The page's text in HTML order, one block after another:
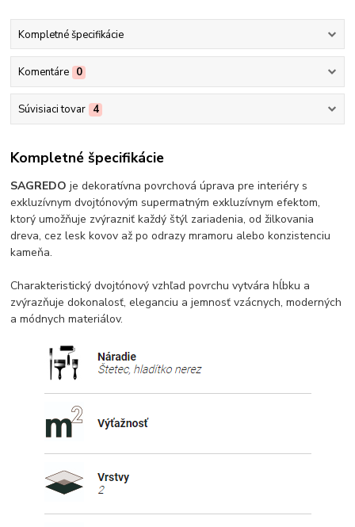
Kompletné špecifikácie
Komentáre 0
Súvisiaci tovar 4
Kompletné špecifikácie
SAGREDO je dekoratívna povrchová úprava pre interiéry s
exkluzívnym dvojtónovým supermatným exkluzívnym efektom,
ktorý umožňuje zvýrazniť každý štýl zariadenia, od žilkovania
dreva, cez lesk kovov až po odrazy mramoru alebo konzistenciu
kameňa.
Charakteristický dvojtónový vzhľad povrchu vytvára hĺbku a
zvýrazňuje dokonalosť, eleganciu a jemnosť vzácnych, moderných
a módnych materiálov.